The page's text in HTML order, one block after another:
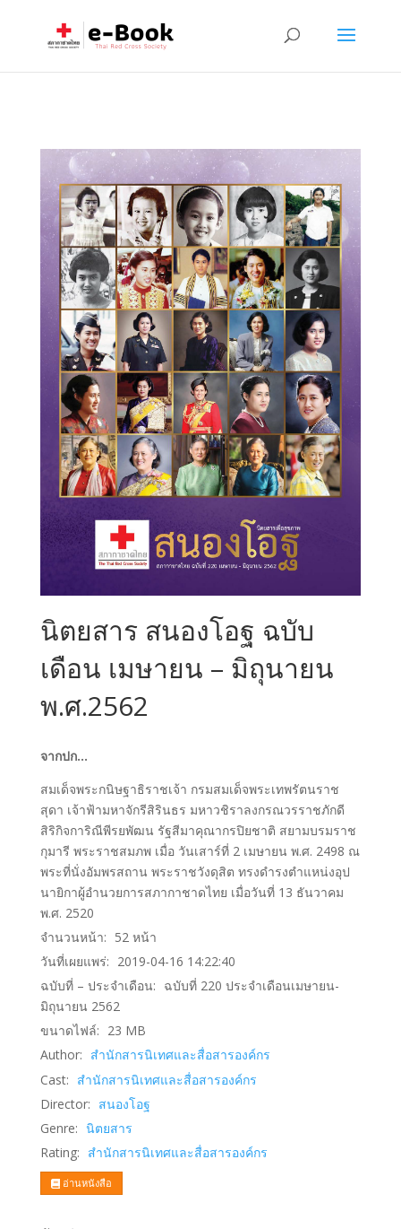
นิตยสาร สนองโอฐ ฉบับ
เดือน เมษายน – มิถุนายน
พ.ศ.2562
จากปก…
สมเด็จพระกนิษฐาธิราชเจ้า กรมสมเด็จพระเทพรัตนราช
สุดา เจ้าฟ้ามหาจักรีสิรินธร มหาวชิราลงกรณวรราชภักดี
สิริกิจการิณีพีรยพัฒน รัฐสีมาคุณากรปิยชาติ สยามบรมราช
กุมารี พระราชสมภพ เมื่อ วันเสาร์ที่ 2 เมษายน พ.ศ. 2498 ณ
พระที่นั่งอัมพรสถาน พระราชวังดุสิต ทรงดำรงตำแหน่งอุป
นายิกาผู้อำนวยการสภากาชาดไทย เมื่อวันที่ 13 ธันวาคม
พ.ศ. 2520
จำนวนหน้า: 52 หน้า
วันที่เผยแพร่: 2019-04-16 14:22:40
ฉบับที่ – ประจำเดือน: ฉบับที่ 220 ประจำเดือนเมษายน-
มิถุนายน 2562
ขนาดไฟล์: 23 MB
Author: สำนักสารนิเทศและสื่อสารองค์กร
Cast: สำนักสารนิเทศและสื่อสารองค์กร
Director: สนองโอฐ
Genre: นิตยสาร
Rating: สำนักสารนิเทศและสื่อสารองค์กร
อ่านหนังสือ